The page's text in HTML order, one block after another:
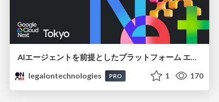
legalontechnologies
PRO 1 170